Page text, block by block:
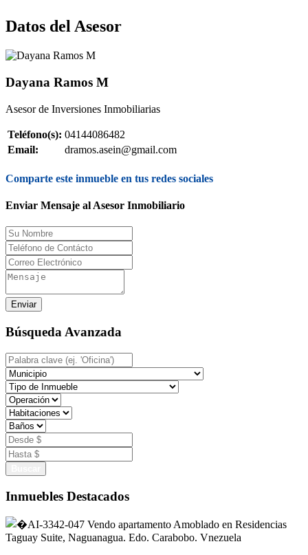
Datos del Asesor
Dayana Ramos M
Asesor de Inversiones Inmobiliarias
Teléfono(s): 04144086482
Email:
dramos.asein@gmail.com
Comparte este inmueble en tus redes sociales
Enviar Mensaje al Asesor Inmobiliario
Enviar
Búsqueda Avanzada
Inmuebles Destacados